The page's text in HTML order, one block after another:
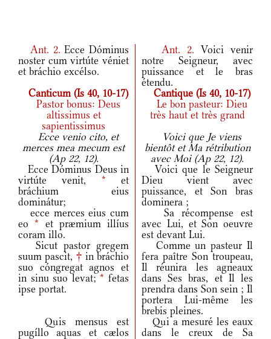
Ant. 2. Ecce Dóminus
noster cum virtúte véniet
et bráchio excélso.
Ant. 2. Voici venir
notre Seigneur, avec
puissance et le bras
étendu.
Canticum (Is 40, 10-17)
Cantique (Is 40, 10-17)
Pastor bonus: Deus
altissimus et
sapientissimus
Le bon pasteur: Dieu
très haut et très grand
Ecce venio cito, et
merces mea mecum est
(Ap 22, 12).
Voici que Je viens
bientôt et Ma rétribution
avec Moi (Ap 22, 12).
Ecce Dóminus Deus in
virtúte venit, * et
bráchium eius
dominátur;
Voici que le Seigneur
Dieu vient avec
puissance, et Son bras
dominera ;
ecce merces eius cum
eo* et præmium illíus
coram illo.
Sa récompense est
avec Lui, et Son oeuvre
est devant Lui.
Sicut pastor gregem
suum pascit, † in bráchio
suo cóngregat agnos et
in sinu suo levat;* fetas
ipse portat.
Comme un pasteur Il
fera paître Son troupeau,
Il réunira les agneaux
dans Ses bras, et Il les
prendra dans Son sein ; Il
portera Lui-même les
brebis pleines.
Quis mensus est
pugíllo aquas et cælos
Qui a mesuré les eaux
dans le creux de Sa